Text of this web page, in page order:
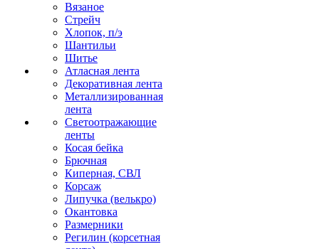
Вязаное
Стрейч
Хлопок, п/э
Шантильи
Шитье
Атласная лента
Декоративная лента
Металлизированная
лента
Светоотражающие
ленты
Косая бейка
Брючная
Киперная, СВЛ
Корсаж
Липучка (велькро)
Окантовка
Размерники
Регилин (корсетная